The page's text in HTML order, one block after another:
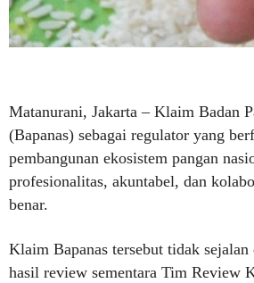
Matanurani, Jakarta – Klaim Badan
(Bapanas) sebagai regulator yang
pembangunan ekosistem pangan
profesionalitas, akuntabel, dan
benar.
Klaim Bapanas tersebut tidak sejalan
hasil review sementara Tim Review